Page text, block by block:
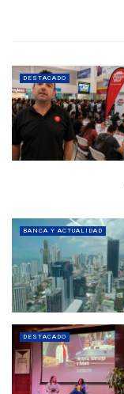
DESTACADO
BANCA Y ACTUALIDAD
DESTACADO